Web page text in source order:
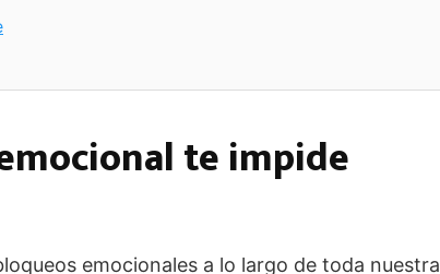
te impide
emocionales a lo largo de toda nuestra